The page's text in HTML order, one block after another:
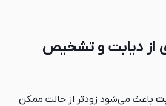
از دیابت و تشخیص
باعث می‌شود زودتر از حالت ممکن